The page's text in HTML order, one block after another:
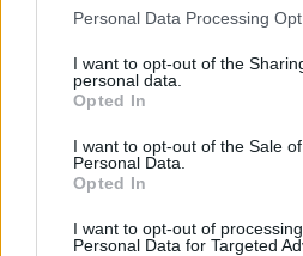
Personal Data Processing
I want to opt-out of the
personal data.
Opted In
I want to opt-out of the Sale
Personal Data.
Opted In
I want to opt-out of
Personal Data for Targeted
jag vill ändå ha chokladsmak
smält choklad?
Tacksam för svar 🙂
Svara
Cecilia